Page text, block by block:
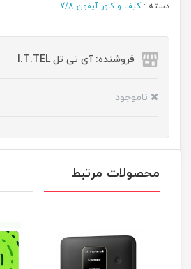
دسته :کیف و کاور آیفون 7/8
فروشنده: آی تی تل I.T.TEL
ناموجود
محصولات مرتبط